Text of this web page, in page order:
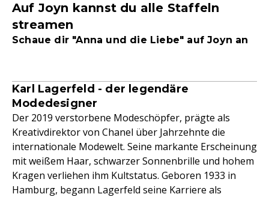
Auf Joyn kannst du alle Staffeln
streamen
Schaue dir "Anna und die Liebe" auf Joyn an
Karl Lagerfeld - der legendäre
Modedesigner
Der 2019 verstorbene Modeschöpfer, prägte als
Kreativdirektor von Chanel über Jahrzehnte die
internationale Modewelt. Seine markante Erscheinung
mit weißem Haar, schwarzer Sonnenbrille und hohem
Kragen verliehen ihm Kultstatus. Geboren 1933 in
Hamburg, begann Lagerfeld seine Karriere als